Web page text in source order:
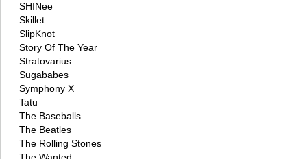
SHINee
Skillet
SlipKnot
Story Of The Year
Stratovarius
Sugababes
Symphony X
Tatu
The Baseballs
The Beatles
The Rolling Stones